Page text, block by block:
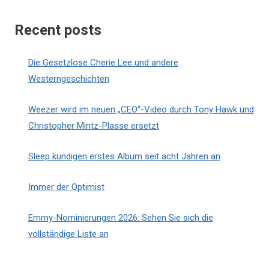
Recent posts
Die Gesetzlose Cherie Lee und andere
Westerngeschichten
Weezer wird im neuen „CEO“-Video durch Tony Hawk und
Christopher Mintz-Plasse ersetzt
Sleep kündigen erstes Album seit acht Jahren an
Immer der Optimist
Emmy-Nominierungen 2026: Sehen Sie sich die
vollständige Liste an